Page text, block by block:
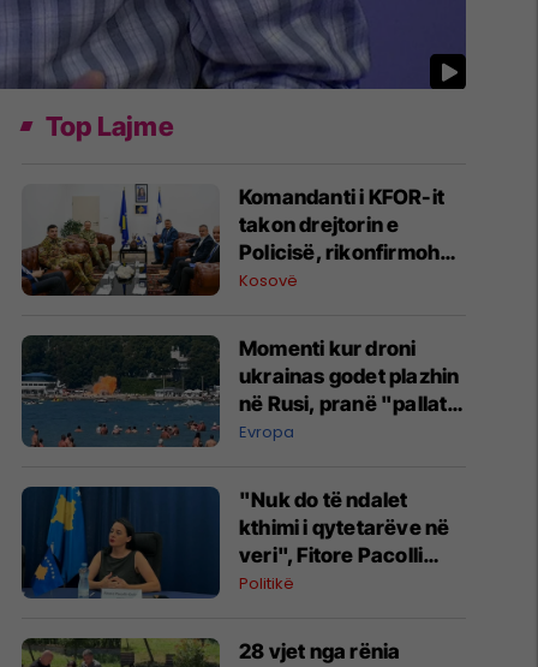
Top Lajme
Komandanti i KFOR-it
takon drejtorin e
Policisë, rikonfirmohet
partneriteti për
Kosovë
Momenti kur droni
ukrainas godet plazhin
në Rusi, pranë "pallatit
të Putinit"
Evropa
"Nuk do të ndalet
kthimi i qytetarëve në
veri", Fitore Pacolli
dënon sulmin ndaj
Zveçan
Politikë
28 vjet nga rënia